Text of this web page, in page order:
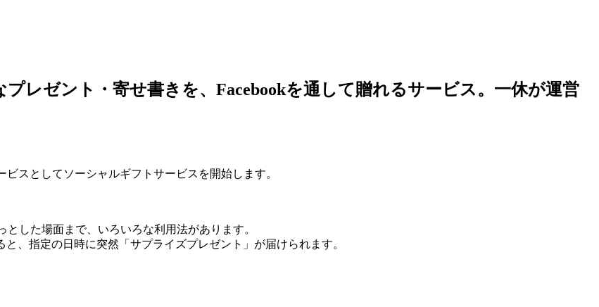
レゼント・寄せ書きを、Facebookを通して贈れるサービス。一休が運営
スとしてソーシャルギフトサービスを開始します。
した場面まで、いろいろな利用法があります。
、指定の日時に突然「サプライズプレゼント」が届けられます。